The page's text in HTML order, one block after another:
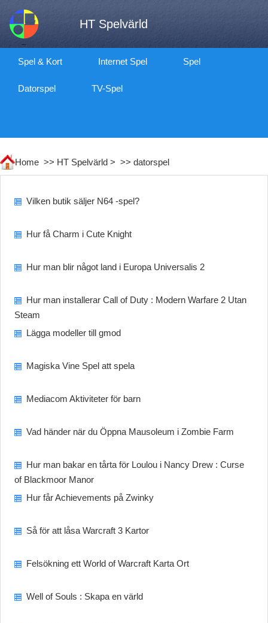
HT Spelvärld
Spel & Kort Internet Spel Spel
Datorspel TV-Spel
Home >> HT Spelvärld > >> datorspel
Vilken butik säljer N64 -spel?
Hur få Charm i Cute Knight
Hur man blir något land i Europa Universalis 2
Hur man installerar Call of Duty : Modern Warfare 2 Utan
Steam
Lägga modeller till gmod
Magiska Vine Spel att spela
Mediacom Aktiviteter för barn
Vad händer när du Öppna Mausoleum i Zombie Farm
Hur man bakar en tårta för Loulou i Nancy Drew : Curse
of Blackmoor Manor
Hur får Achievements på Zwinky
Så för att låsa Warcraft 3 Kartor
Felsökning ett World of Warcraft Karta Ort
Well of Souls : Skapa en värld